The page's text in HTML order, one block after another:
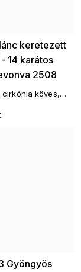
keretezett
14 karátos
2508
cirkónia köves,
Ag
Gyöngyös